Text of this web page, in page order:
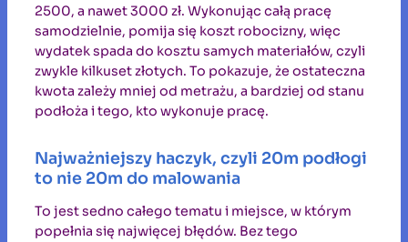
2500, a nawet 3000 zł. Wykonując całą pracę
samodzielnie, pomija się koszt robocizny, więc
wydatek spada do kosztu samych materiałów, czyli
zwykle kilkuset złotych. To pokazuje, że ostateczna
kwota zależy mniej od metrażu, a bardziej od stanu
podłoża i tego, kto wykonuje pracę.
Najważniejszy haczyk, czyli 20m podłogi
to nie 20m do malowania
To jest sedno całego tematu i miejsce, w którym
popełnia się najwięcej błędów. Bez tego